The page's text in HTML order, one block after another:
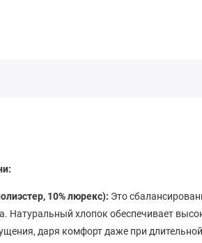
10% люрекс): Это
Натуральный хлопок обеспечивает
даря комфорт даже при длительной